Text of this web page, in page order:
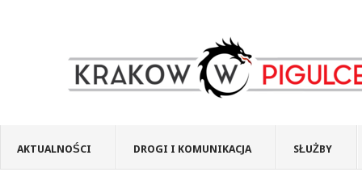
AKTUALNOŚCI DROGI I KOMUNIKACJA SŁUŻBY